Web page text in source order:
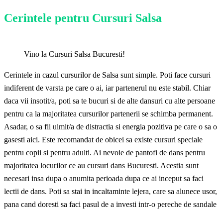
Cerintele pentru Cursuri Salsa
Vino la Cursuri Salsa Bucuresti!
Cerintele in cazul cursurilor de Salsa sunt simple. Poti face cursuri
indiferent de varsta pe care o ai, iar partenerul nu este stabil. Chiar
daca vii insotit/a, poti sa te bucuri si de alte dansuri cu alte persoane
pentru ca la majoritatea cursurilor partenerii se schimba permanent.
Asadar, o sa fii uimit/a de distractia si energia pozitiva pe care o sa o
gasesti aici. Este recomandat de obicei sa existe cursuri speciale
pentru copii si pentru adulti. Ai nevoie de pantofi de dans pentru
majoritatea locurilor ce au cursuri dans Bucuresti. Acestia sunt
necesari insa dupa o anumita perioada dupa ce ai inceput sa faci
lectii de dans. Poti sa stai in incaltaminte lejera, care sa alunece usor,
pana cand doresti sa faci pasul de a investi intr-o pereche de sandale